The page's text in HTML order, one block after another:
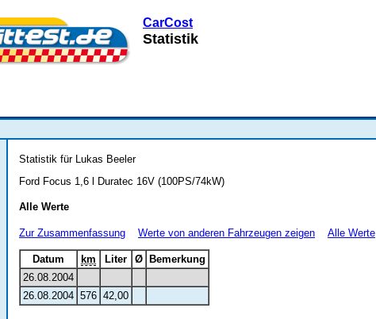
CarCost
Statistik
Statistik für Lukas Beeler
Ford Focus 1,6 l Duratec 16V (100PS/74kW)
Alle Werte
Zur Zusammenfassung Werte von anderen Fahrzeugen zeigen Alle Werte
Datum km Liter Ø Bemerkung
26.08.2004
26.08.2004 576 42,00